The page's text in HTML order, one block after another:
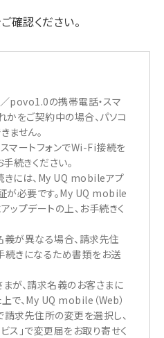
確認ください。
povo1.0の携帯電話・スマ
かをご契約中の場合、パソコ
ません。
マートフォンでWi-Fi接続を
続きください。
には、My UQ mobileアプ
が必要です。My UQ mobile
ップデートの上、お手続きく
が異なる場合、請求先住
きになるため書類をお送
が、請求名義のお客さまに
で、My UQ mobile（Web）
求先住所の変更を選択し、
ス」で変更届をお取り寄せく